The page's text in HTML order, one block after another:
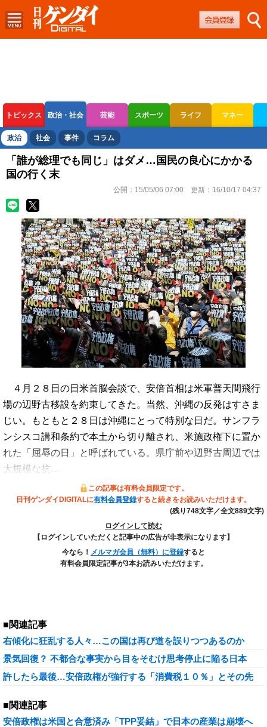
トピックス 政治・社会 芸能 スポーツ ライフ マネー
ボートレース 競輪 オートレース
政治 社会 事件 コラム
「誰が総理でも同じ」はダメ…国民の良心にかかる
国の行く末
公開： 15/05/06 07:00 更新： 16/10/17 04:37
４月２８日の日米首脳会談で、安倍首相は米軍普天間飛行
場の辺野古移設を約束してきた。当然、沖縄の反発はすさま
じい。もともと２８日は沖縄にとって特別な日だ。サンフラ
ンシスコ講和条約で本土から切り離され、米施政権下に置か
れた「屈辱の日」と呼ばれている。県庁前や辺野古周辺では
大規模な抗…
この記事は有料会員限定です。
日刊ゲンダイDIGITALに有料会員登録すると続きをお読みいただけます。
(残り748文字／全文889文字)
ログインして読む
【ログインしていただくと記事中の広告が非表示になります】
今なら！ メルマガ会員（無料）に登録すると
有料会員限定記事が3本お読みいただけます。
■関連記事
右傾化に狂乱する人々…この国は再び道を誤りつつあるのか
景気回復？ 不都合な事実から目をそむけ思考停止に陥る日本
許したら最後…安倍政権が強行する「消費税１０％」とその先
■関連記事
安倍政権は米国と合意済み「TPP妥結」で日本の産業は崩壊へ